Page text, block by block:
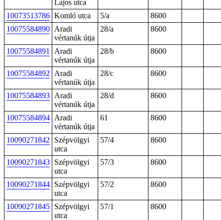
Lajos utca
10073513786 Komló utca 5/a
8600
10075584890 Aradi
vértanúk útja
28/a 8600
10075584891
Aradi
vértanúk útja
28/b 8600
10075584892
Aradi
vértanúk útja
28/c 8600
10075584893 Aradi
vértanúk útja
28/d 8600
10075584894 Aradi
vértanúk útja
61 8600
10090271842
Szépvölgyi
utca
57/4 8600
10090271843 Szépvölgyi
utca
57/3 8600
10090271844 Szépvölgyi
utca
57/2 8600
10090271845 Szépvölgyi
utca
57/1 8600